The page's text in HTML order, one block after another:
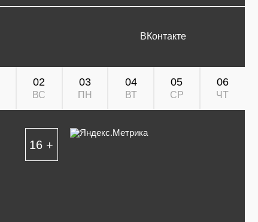
ВКонтакте
02
ВС
03
ПН
04
ВТ
05
СР
06
ЧТ
16 +